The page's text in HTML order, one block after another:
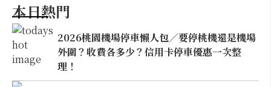
本日熱門
2026桃園機場停車懶人包／要停桃機還是機場
外圍？收費各多少？信用卡停車優惠一次整
理！